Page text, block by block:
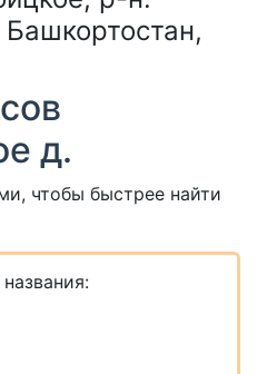
д.
чтобы быстрее найти